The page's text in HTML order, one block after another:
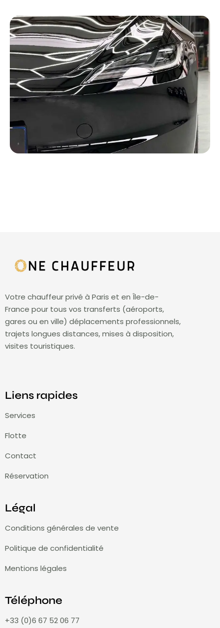
Votre chauffeur privé à Paris et en Île-de-
France pour tous vos transferts (aéroports,
gares ou en ville) déplacements professionnels,
trajets longues distances, mises à disposition,
visites touristiques.
Liens rapides
Services
Flotte
Contact
Réservation
Légal
Conditions générales de vente
Politique de confidentialité
Mentions légales
Téléphone
+33 (0)6 67 52 06 77